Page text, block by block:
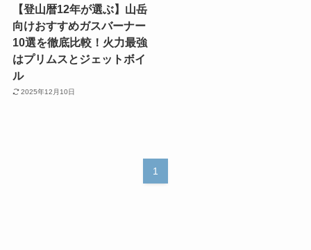
【登山暦12年が選ぶ】山岳
向けおすすめガスバーナー
10選を徹底比較！火力最強
はプリムスとジェットボイ
ル
2025年12月10日
1